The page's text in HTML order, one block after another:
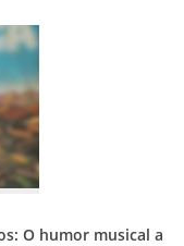
O humor musical a